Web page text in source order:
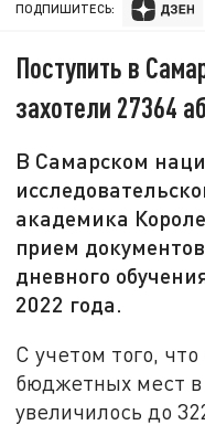
ПОДПИШИТЕСЬ:
Поступить в
захотели 27364
В Самарском
академика
прием
дневного
2022 года.
С учетом того,
бюджетных мест в
увеличилось до